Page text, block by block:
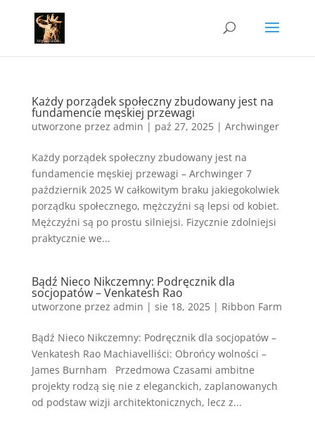
Każdy porządek społeczny zbudowany jest na
fundamencie męskiej przewagi
utworzone przez admin | paź 27, 2025| Archwinger
Każdy porządek społeczny zbudowany jest na
fundamencie męskiej przewagi – Archwinger 7
październik 2025 W całkowitym braku jakiegokolwiek
porządku społecznego, mężczyźni są lepsi od kobiet.
Mężczyźni są po prostu silniejsi. Fizycznie zdolniejsi
praktycznie we...
Bądź Nieco Nikczemny: Podręcznik dla
socjopatów – Venkatesh Rao
utworzone przez admin | sie 18, 2025| Ribbon Farm
Bądź Nieco Nikczemny: Podręcznik dla socjopatów –
Venkatesh Rao Machiavelliści: Obrońcy wolności –
James Burnham Przedmowa Czasami ambitne
projekty rodzą się nie z eleganckich, zaplanowanych
od podstaw wizji architektonicznych, lecz z...